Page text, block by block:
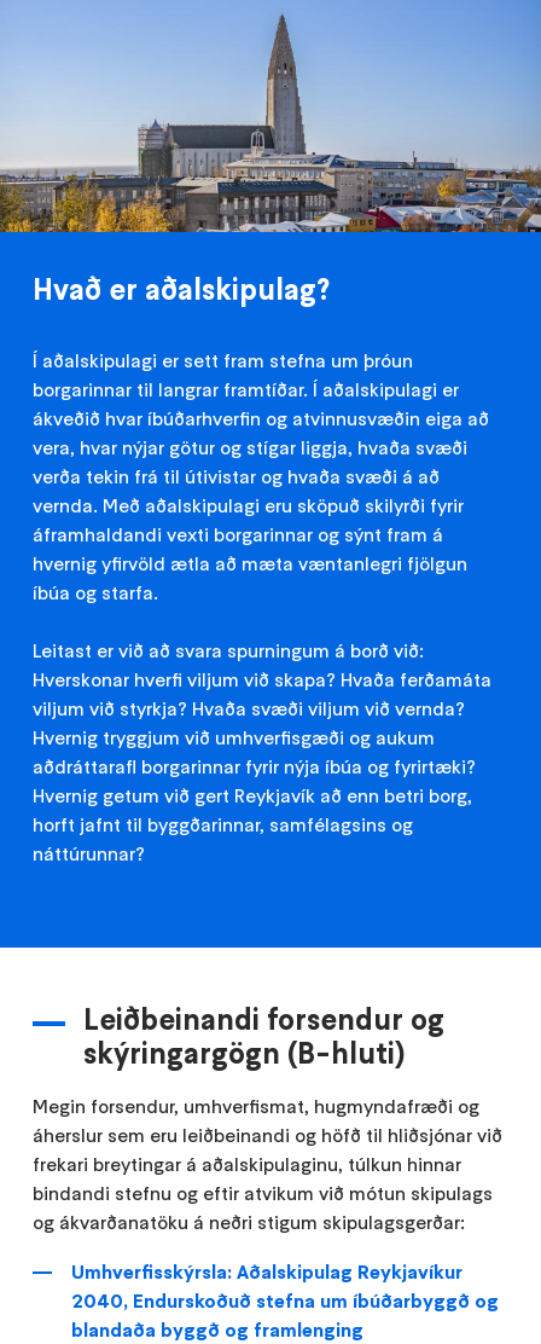
Hvað er aðalskipulag?
Í aðalskipulagi er sett fram stefna um þróun
borgarinnar til langrar framtíðar. Í aðalskipulagi er
ákveðið hvar íbúðarhverfin og atvinnusvæðin eiga að
vera, hvar nýjar götur og stígar liggja, hvaða svæði
verða tekin frá til útivistar og hvaða svæði á að
vernda. Með aðalskipulagi eru sköpuð skilyrði fyrir
áframhaldandi vexti borgarinnar og sýnt fram á
hvernig yfirvöld ætla að mæta væntanlegri fjölgun
íbúa og starfa.
Leitast er við að svara spurningum á borð við:
Hverskonar hverfi viljum við skapa? Hvaða ferðamáta
viljum við styrkja? Hvaða svæði viljum við vernda?
Hvernig tryggjum við umhverfisgæði og aukum
aðdráttarafl borgarinnar fyrir nýja íbúa og fyrirtæki?
Hvernig getum við gert Reykjavík að enn betri borg,
horft jafnt til byggðarinnar, samfélagsins og
náttúrunnar?
Leiðbeinandi forsendur og
skýringargögn (B-hluti)
Megin forsendur, umhverfismat, hugmyndafræði og
áherslur sem eru leiðbeinandi og höfð til hliðsjónar við
frekari breytingar á aðalskipulaginu, túlkun hinnar
bindandi stefnu og eftir atvikum við mótun skipulags
og ákvarðanatöku á neðri stigum skipulagsgerðar:
Umhverfisskýrsla: Aðalskipulag Reykjavíkur
2040, Endurskoðuð stefna um íbúðarbyggð og
blandaða byggð og framlenging